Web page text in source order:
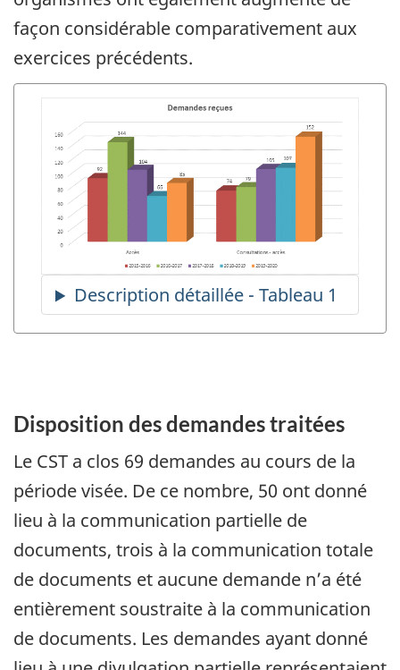
façon considérable comparativement aux
exercices précédents.
Disposition des demandes traitées
Le CST a clos 69 demandes au cours de la
période visée. De ce nombre, 50 ont donné
lieu à la communication partielle de
documents, trois à la communication totale
de documents et aucune demande n’a été
entièrement soustraite à la communication
de documents. Les demandes ayant donné